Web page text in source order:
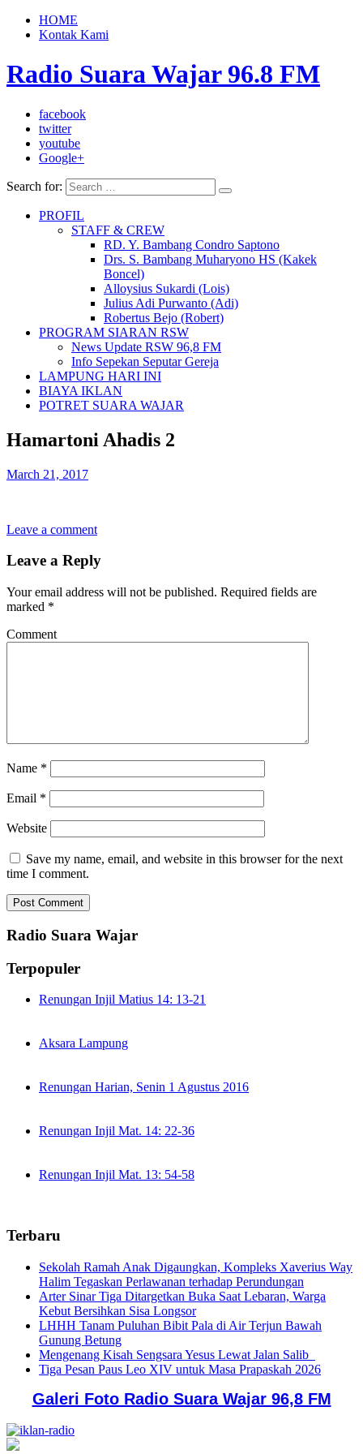
HOME
Kontak Kami
Radio Suara Wajar 96.8 FM
facebook
twitter
youtube
Google+
Search for:
PROFIL
STAFF & CREW
RD. Y. Bambang Condro Saptono
Drs. S. Bambang Muharyono HS (Kakek
Boncel)
Alloysius Sukardi (Lois)
Julius Adi Purwanto (Adi)
Robertus Bejo (Robert)
PROGRAM SIARAN RSW
News Update RSW 96,8 FM
Info Sepekan Seputar Gereja
LAMPUNG HARI INI
BIAYA IKLAN
POTRET SUARA WAJAR
Hamartoni Ahadis 2
March 21, 2017
Leave a comment
Leave a Reply
Your email address will not be published. Required fields are
marked *
Comment
Name *
Email *
Website
Save my name, email, and website in this browser for the next
time I comment.
Radio Suara Wajar
Terpopuler
Renungan Injil Matius 14: 13-21
Aksara Lampung
Renungan Harian, Senin 1 Agustus 2016
Renungan Injil Mat. 14: 22-36
Renungan Injil Mat. 13: 54-58
Terbaru
Sekolah Ramah Anak Digaungkan, Kompleks Xaverius Way
Halim Tegaskan Perlawanan terhadap Perundungan
Arter Sinar Tiga Ditargetkan Buka Saat Lebaran, Warga
Kebut Bersihkan Sisa Longsor
LHHH Tanam Puluhan Bibit Pala di Air Terjun Bawah
Gunung Betung
Mengenang Kisah Sengsara Yesus Lewat Jalan Salib
Tiga Pesan Paus Leo XIV untuk Masa Prapaskah 2026
Galeri Foto Radio Suara Wajar 96,8 FM